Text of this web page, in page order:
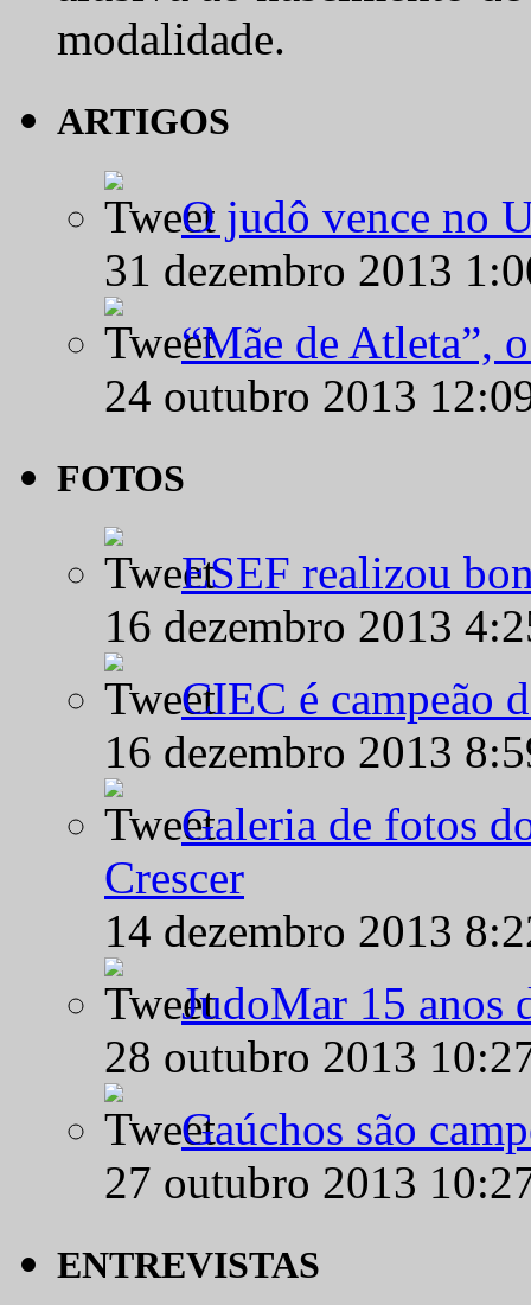
modalidade.
ARTIGOS
O judô vence no
31 dezembro 2013
“Mãe de Atleta”,
24 outubro 2013
FOTOS
ESEF realizou
16 dezembro 2013
CIEC é campeão
16 dezembro 2013
Galeria de fotos
Crescer
14 dezembro 2013
JudoMar 15 anos
28 outubro 2013
Gaúchos são
27 outubro 2013
ENTREVISTAS